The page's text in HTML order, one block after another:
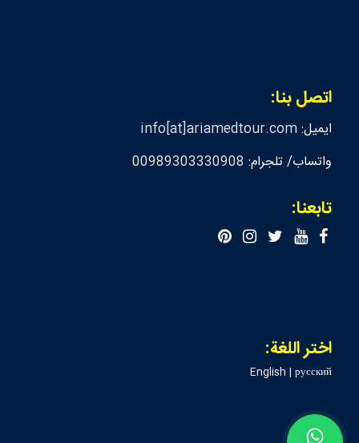
اتصل بنا:
ايميل:info[at]ariamedtour.com
واتساب/ تلجرام: 00989303330908
تابعنا:
اختر اللغة:
English |русский